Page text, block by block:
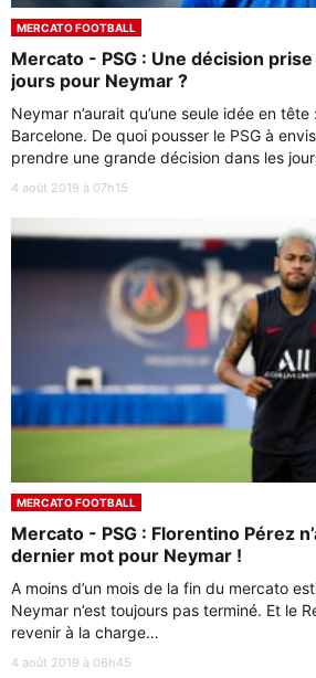
MERCATO FOOTBALL
Mercato - PSG : Une décision
jours pour Neymar ?
Neymar n’aurait qu’une seule idée en
Barcelone. De quoi pousser le PSG à
prendre une grande décision dans les
4 août 2019 à 07h15
MERCATO FOOTBALL
Mercato - PSG : Florentino Pérez
dernier mot pour Neymar !
A moins d’un mois de la fin du mercato
Neymar n’est toujours pas terminé. Et le
revenir à la charge…
4 août 2019 à 06h45